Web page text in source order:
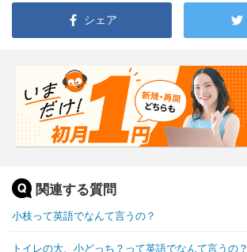
シェア
関連する質問
小枝って英語でなんて言うの？
トイレの大、小どっち？って英語でなんて言うの？